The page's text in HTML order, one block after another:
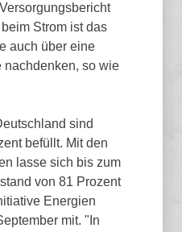
Strom ist das
auch über eine
nachdenken, so wie
sind
befüllt. Mit den
lasse sich bis zum
von 81 Prozent
Energien
mit. "In